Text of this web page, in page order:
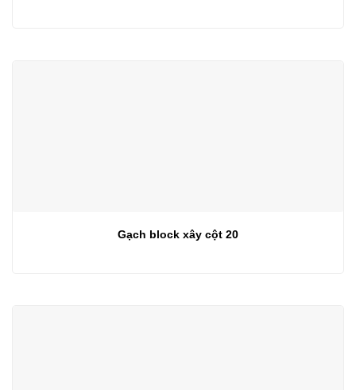
Gạch block xây cột 20